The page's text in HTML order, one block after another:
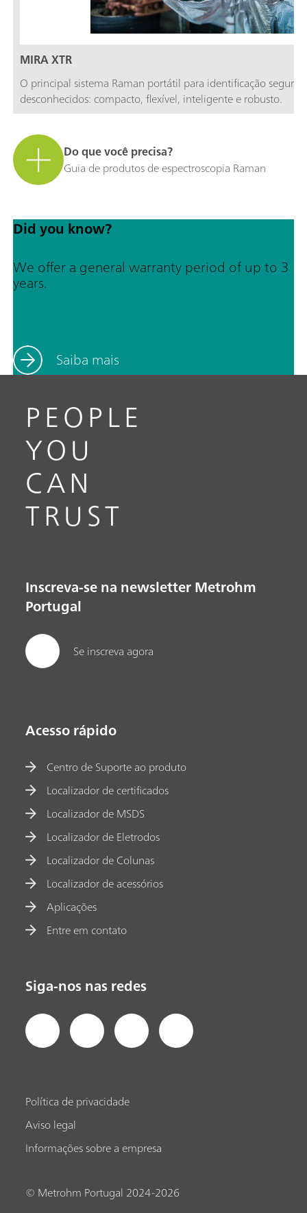
MIRA XTR
O principal sistema Raman portátil para identificação segura
desconhecidos: compacto, flexível, inteligente e robusto.
Do que você precisa?
Guia de produtos de espectroscopia Raman
Did you know?
We offer a general warranty period of up to 3
years.
Saiba mais
PEOPLE
YOU
CAN
TRUST
Inscreva-se na newsletter Metrohm
Portugal
Se inscreva agora
Acesso rápido
Centro de Suporte ao produto
Localizador de certificados
Localizador de MSDS
Localizador de Eletrodos
Localizador de Colunas
Localizador de acessórios
Aplicações
Entre em contato
Siga-nos nas redes
Política de privacidade
Aviso legal
Informações sobre a empresa
© Metrohm Portugal 2024-2026